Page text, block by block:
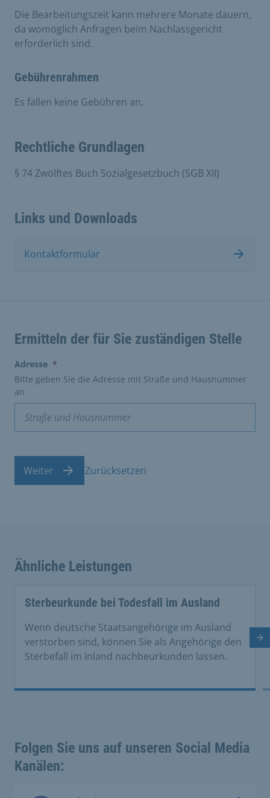
Die Bearbeitungszeit kann mehrere Monate dauern,
da womöglich Anfragen beim Nachlassgericht
erforderlich sind.
Gebührenrahmen
Es fallen keine Gebühren an.
Rechtliche Grundlagen
§ 74 Zwölftes Buch Sozialgesetzbuch (SGB XII)
Links und Downloads
Kontaktformular
Ermitteln der für Sie zuständigen Stelle
Adresse *
Bitte geben Sie die Adresse mit Straße und Hausnummer
an
Weiter Zurücksetzen
Ähnliche Leistungen
Sterbeurkunde bei Todesfall im Ausland
Wenn deutsche Staatsangehörige im Ausland
verstorben sind, können Sie als Angehörige den
Sterbefall im Inland nachbeurkunden lassen.
Folgen Sie uns auf unseren Social Media
Kanälen: